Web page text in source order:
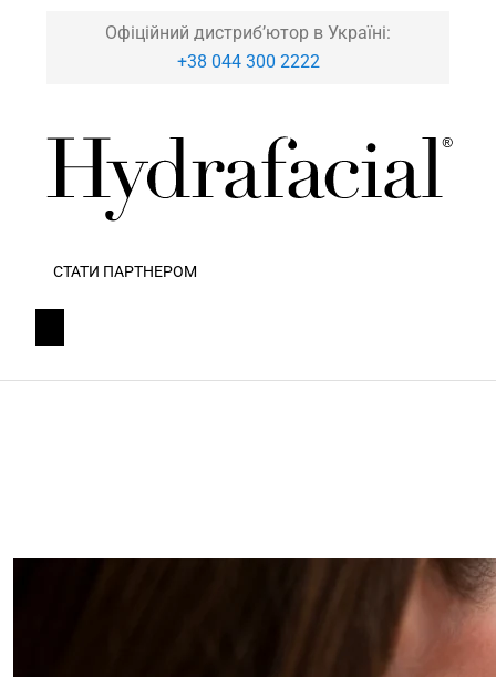
Офіційний дистриб’ютор в Україні:
+38 044 300 2222
СТАТИ ПАРТНЕРОМ